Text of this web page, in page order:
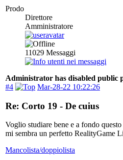
Prodo
Direttore
Amministratore
11029 Messaggi
Administrator has disabled public
#4
Mar-28-22 10:22:26
Re: Corto 19 - De cuius
Voglio studiare bene e a fondo
mi sembra un perfetto RealityGame
Mancolista/doppiolista